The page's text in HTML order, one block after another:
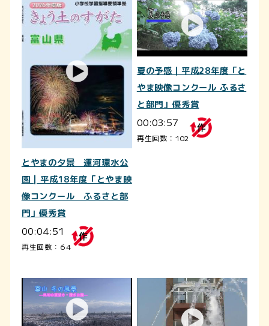
とやまの夕景 運河環水公
園 | 平成18年度「とやま映
像コンクール ふるさと部
門」優秀賞
00:04:51
再生回数：64
夏の予感｜平成28年度「と
やま映像コンクール ふるさ
と部門」優秀賞
00:03:57
再生回数：102